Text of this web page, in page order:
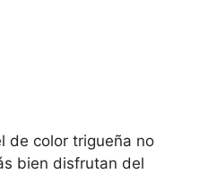
de color trigueña no
bien disfrutan del